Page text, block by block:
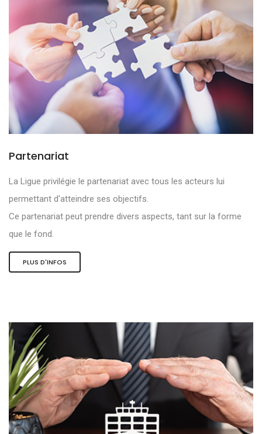
Partenariat
La Ligue privilégie le partenariat avec tous les acteurs lui
permettant d'atteindre ses objectifs.
Ce partenariat peut prendre divers aspects, tant sur la forme
que le fond.
PLUS D'INFOS